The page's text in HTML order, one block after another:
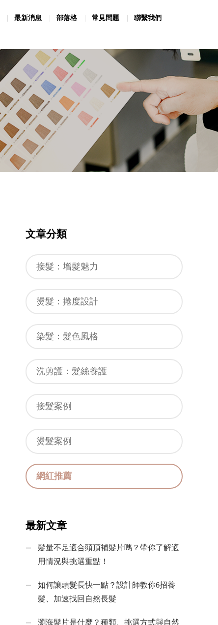
最新消息 部落格 常見問題 聯繫我們
文章分類
接髮：增髮魅力
燙髮：捲度設計
染髮：髮色風格
洗剪護：髮絲養護
接髮案例
燙髮案例
網紅推薦
最新文章
髮量不足適合頭頂補髮片嗎？帶你了解適
用情況與挑選重點！
如何讓頭髮長快一點？設計師教你6招養
髮、加速找回自然長髮
瀏海髮片是什麼？種類、挑選方式與自然